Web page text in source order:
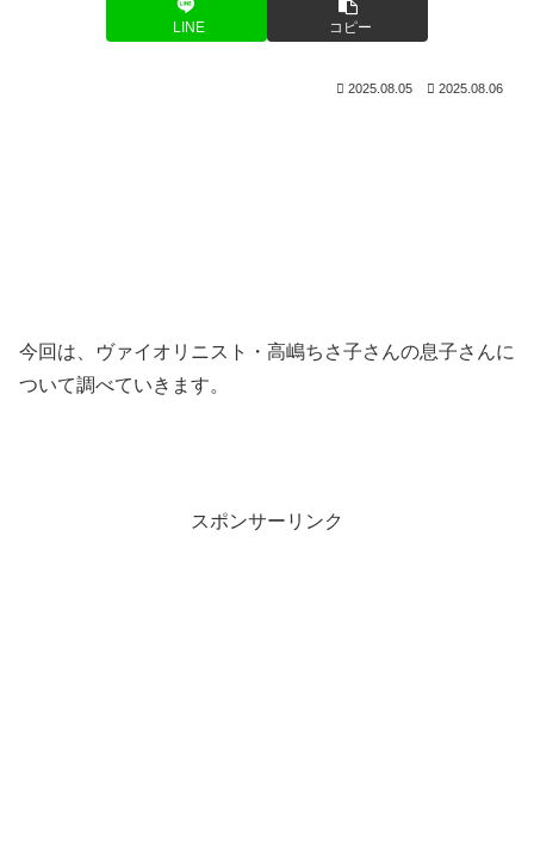
LINE コピー
2025.08.05 2025.08.06
今回は、ヴァイオリニスト・高嶋ちさ子さんの息子さんに
ついて調べていきます。
スポンサーリンク